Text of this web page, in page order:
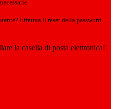
Effettua il reset della password
la casella di posta elettronica!